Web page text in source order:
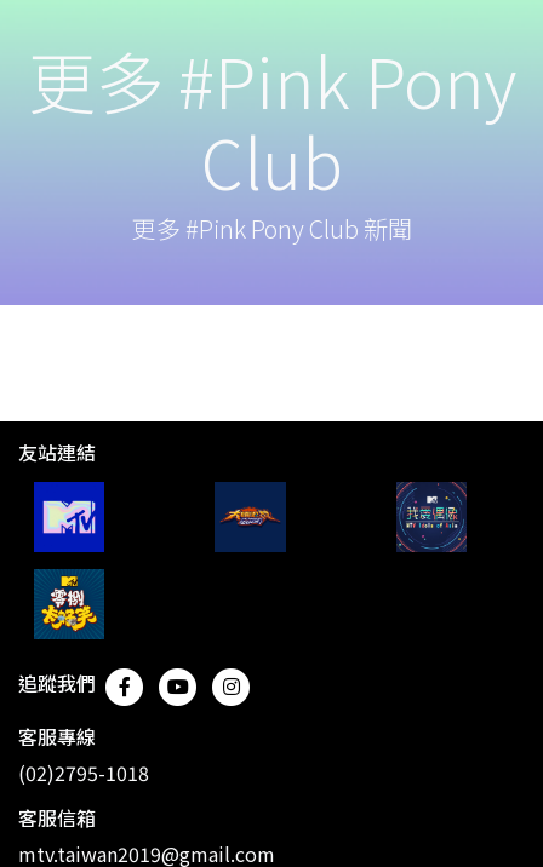
更多 #Pink Pony
Club
更多 #Pink Pony Club 新聞
友站連結
追蹤我們
客服專線
(02)2795-1018
客服信箱
mtv.taiwan2019@gmail.com